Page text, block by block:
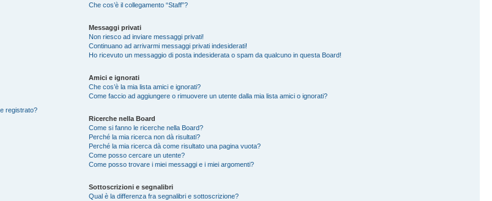
registrato?
Che cos’è il collegamento “Staff”?
Messaggi privati
Non riesco ad inviare messaggi privati!
Continuano ad arrivarmi messaggi privati indesiderati!
Ho ricevuto un messaggio di posta indesiderata o spam da qualcuno in questa Board!
Amici e ignorati
Che cos’è la mia lista amici e ignorati?
Come faccio ad aggiungere o rimuovere un utente dalla mia lista amici o ignorati?
Ricerche nella Board
Come si fanno le ricerche nella Board?
Perché la mia ricerca non dà risultati?
Perché la mia ricerca dà come risultato una pagina vuota?
Come posso cercare un utente?
Come posso trovare i miei messaggi e i miei argomenti?
Sottoscrizioni e segnalibri
Qual è la differenza fra segnalibri e sottoscrizione?